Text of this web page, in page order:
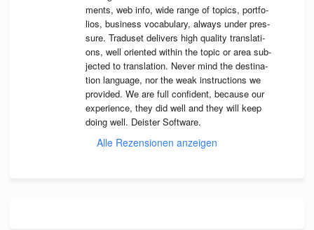
ments, web info, wide range of topics, port­fo­
lios, busi­ness voca­bu­lary, always under pres­
sure. Tra­du­set deli­vers high qua­lity trans­la­ti­
ons, well ori­en­ted wit­hin the topic or area sub­
jec­ted to trans­la­tion. Never mind the desti­na­
tion lan­guage, nor the weak instruc­tions we
pro­vi­ded. We are full con­fi­dent, because our
expe­ri­ence, they did well and they will keep
doing well. Deis­ter Software.
Alle Rezensionen anzeigen